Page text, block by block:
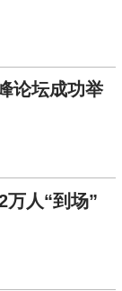
论坛成功举
万人“到场”